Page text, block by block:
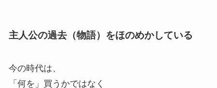
主人公の過去（物語）をほのめかしている
今の時代は、
「何を」買うかではなく